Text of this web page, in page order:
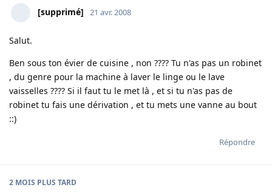
[supprimé] 21 avr. 2008
Salut.
Ben sous ton évier de cuisine , non ???? Tu n'as pas un robinet
, du genre pour la machine à laver le linge ou le lave
vaisselles ???? Si il faut tu le met là , et si tu n'as pas de
robinet tu fais une dérivation , et tu mets une vanne au bout
::)
Répondre
2 MOIS PLUS TARD